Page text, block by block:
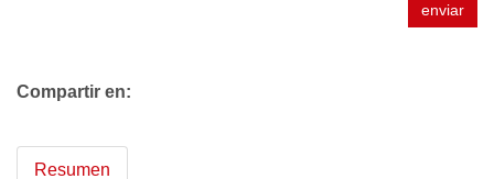
enviar
Compartir en:
Resumen